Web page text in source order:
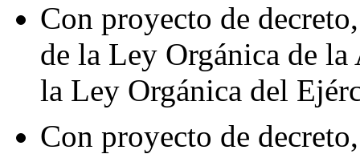
Con proyecto de
de la Ley Orgánica de
la Ley Orgánica del
Con proyecto de